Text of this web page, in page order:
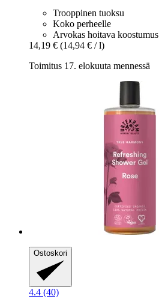
Trooppinen tuoksu
Koko perheelle
Arvokas hoitava koostumus
14,19 € (14,94 € / l)
Toimitus 17. elokuuta mennessä
Ostoskori
4.4 (40)